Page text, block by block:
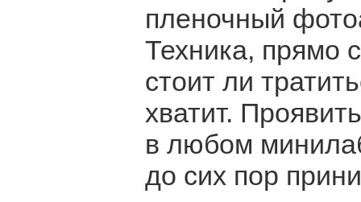
пленочный
Техника, прямо
стоит ли
хватит.
в любом
до сих пор